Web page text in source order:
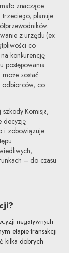
znaczące
trzeciego, planuje
z urzędu (ex
co
konkurencję
postępowania
może zostać
odbiorców, co
Komisja,
decyzję
i zobowiązuje
– do czasu
negatywnych
etapie transakcji
kilka dobrych